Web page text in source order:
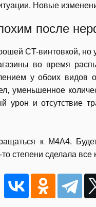
Новые
после
CT-винтовкой,
во время
у обоих видов
уменьшенное
урон и отсутствие
к M4A4.
степени сделала